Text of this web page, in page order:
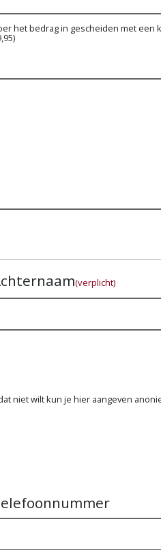
het bedrag in gescheiden met een
(verplicht)
niet wilt kun je hier aangeven